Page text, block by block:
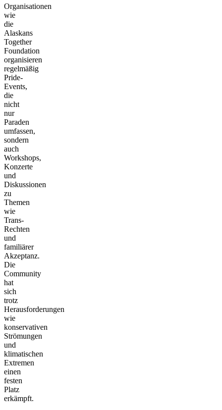
Organisationen
wie
die
Alaskans
Together
Foundation
organisieren
regelmäßig
Pride-
Events,
die
nicht
nur
Paraden
umfassen,
sondern
auch
Workshops,
Konzerte
und
Diskussionen
zu
Themen
wie
Trans-
Rechten
und
familiärer
Akzeptanz.
Die
Community
hat
sich
trotz
Herausforderungen
wie
konservativen
Strömungen
und
klimatischen
Extremen
einen
festen
Platz
erkämpft.